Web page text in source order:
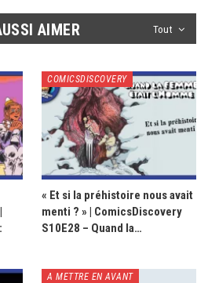
Tout
AIMER
COMICSDISCOVERY
« Et si la préhistoire nous avait
menti ? » | ComicsDiscovery
S10E28 – Quand la…
A METTRE EN AVANT